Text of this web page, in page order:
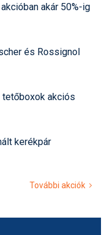
akár 50%-ig
és Rossignol
tetőboxok akciós
kerékpár
További akciók